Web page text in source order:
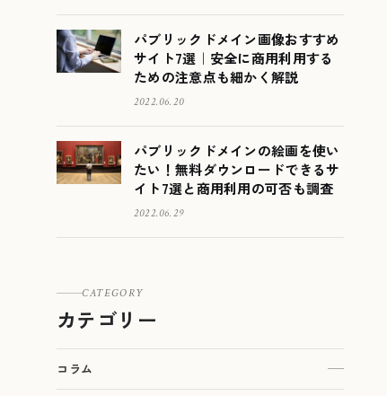
パブリックドメイン画像おすすめ
サイト7選｜安全に商用利用する
ための注意点も細かく解説
2022.06.20
パブリックドメインの絵画を使い
たい！無料ダウンロードできるサ
イト7選と商用利用の可否も調査
2022.06.29
CATEGORY
カテゴリー
コラム